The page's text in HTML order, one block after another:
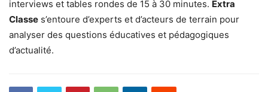
interviews et tables rondes de 15 à 30 minutes. Extra
Classe s’entoure d’experts et d’acteurs de terrain pour
analyser des questions éducatives et pédagogiques
d’actualité.